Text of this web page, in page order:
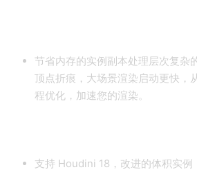
节省内存的实例副本处理层次复杂
顶点折痕，大场景渲染启动更快，
程优化，加速您的渲染。
支持 Houdini 18，改进的体积实